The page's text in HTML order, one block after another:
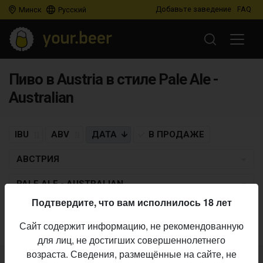
Минск Русский Добавьте заведение FAQ
Пиво в Austria в стиле Pale Ale -
Australian
IBU ABV ДАТА В ПРОДАЖЕ
АВСТРИЯ
PALE ALE - AUSTRALIAN
Пиво по заданным критериям не найдено
Подтвердите, что вам исполнилось 18 лет
Сайт содержит информацию, не рекомендованную
для лиц, не достигших совершеннолетнего
возраста. Сведения, размещённые на сайте, не